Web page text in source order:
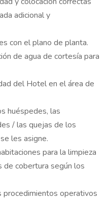
adicional y
con el plano de planta.
de agua de cortesía para
del Hotel en el área de
huéspedes, las
/ las quejas de los
les asigne.
para la limpieza
de cobertura según los
procedimientos operativos